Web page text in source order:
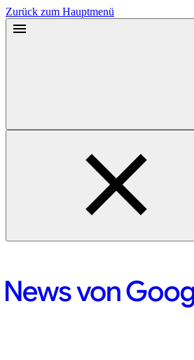
Zurück zum Hauptmenü